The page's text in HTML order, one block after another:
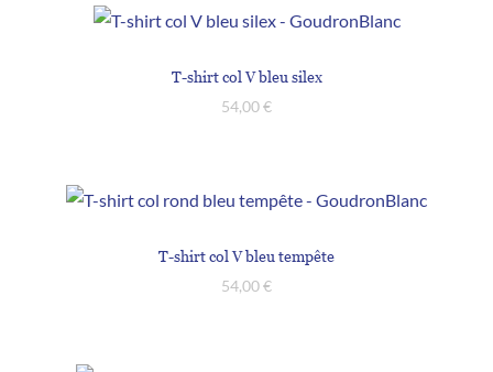
T-shirt col V bleu silex
54,00€
T-shirt col V bleu tempête
54,00€